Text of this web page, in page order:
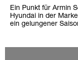
Ein Punkt für Armin
Hyundai in der
ein gelungener